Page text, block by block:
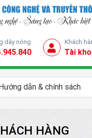
dây nóng Khách
Tài
dẫn & chính sách
HÀNG